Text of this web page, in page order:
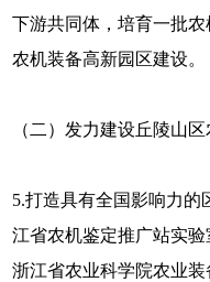
下游共同体，培育一批
农机装备高新园区建设。
（二）发力建设丘陵山
5.打造具有全国影响力
江省农机鉴定推广站实验
浙江省农业科学院农业